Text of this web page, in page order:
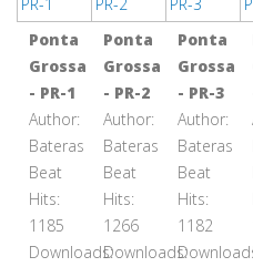
Ponta
Grossa
- PR-1
Author:
Bateras
Beat
Hits:
1185
Downloads:
Ponta
Grossa
- PR-2
Author:
Bateras
Beat
Hits:
1266
Downloads:
Ponta
Grossa
- PR-3
Author:
Bateras
Beat
Hits:
1182